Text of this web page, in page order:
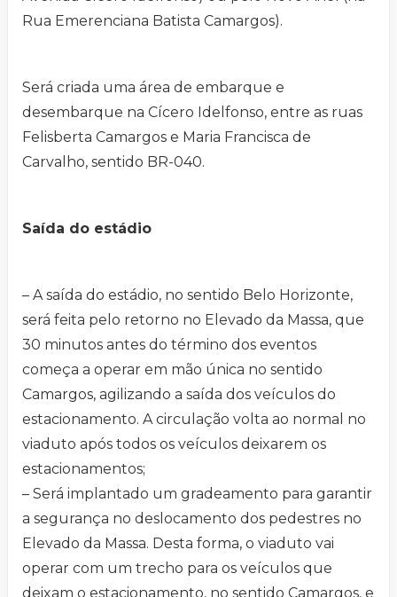
Rua Emerenciana Batista Camargos).
Será criada uma área de embarque e
desembarque na Cícero Idelfonso, entre as ruas
Felisberta Camargos e Maria Francisca de
Carvalho, sentido BR-040.
Saída do estádio
– A saída do estádio, no sentido Belo Horizonte,
será feita pelo retorno no Elevado da Massa, que
30 minutos antes do término dos eventos
começa a operar em mão única no sentido
Camargos, agilizando a saída dos veículos do
estacionamento. A circulação volta ao normal no
viaduto após todos os veículos deixarem os
estacionamentos;
– Será implantado um gradeamento para garantir
a segurança no deslocamento dos pedestres no
Elevado da Massa. Desta forma, o viaduto vai
operar com um trecho para os veículos que
deixam o estacionamento, no sentido Camargos, e